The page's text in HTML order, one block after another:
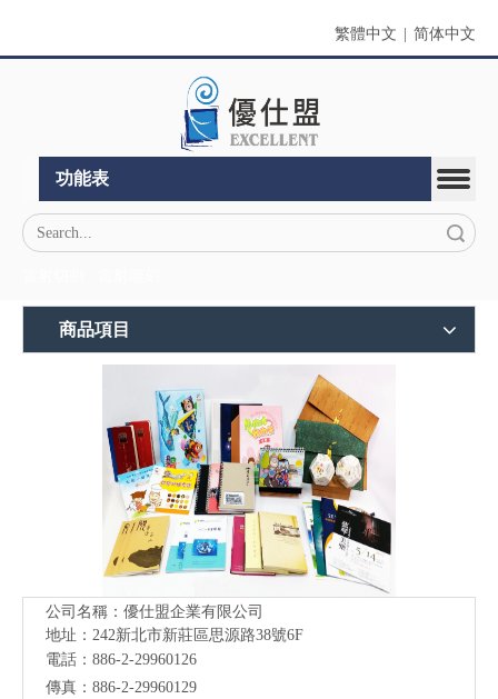
繁體中文 简体中文
功能表
商品項目
公司名稱：優仕盟企業有限公司
地址：242新北市新莊區思源路38號6F
電話：886-2-29960126
傳真：886-2-29960129